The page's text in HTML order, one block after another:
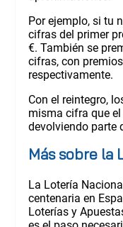
Por ejemplo, si tu
cifras del primer
€. También se
cifras, con
respectivamente.
Con el reintegro,
misma cifra que
devolviendo parte
Más sobre la
La Lotería
centenaria en
Loterías y